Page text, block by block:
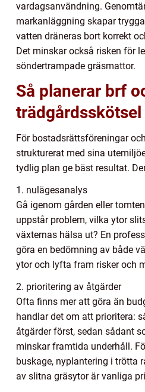
vardagsanvändning.
markanläggning skapar
vatten dräneras bort korrekt
Det minskar också risken för
söndertrampade gräsmattor.
Så planerar brf
För bostadsrättsföreningar
strukturerat med sina
tydlig plan ge bäst resultat.
1. nulägesanalys
Gå igenom gården eller
uppstår problem, vilka ytor
växternas hälsa ut? En
göra en bedömning av både
ytor och lyfta fram risker och
2. prioritering av åtgärder
Ofta finns mer att göra än
handlar det om att prioritera:
åtgärder först, sedan sådant
minskar framtida underhåll.
buskage, nyplantering i trötta
av slitna gräsytor är vanliga